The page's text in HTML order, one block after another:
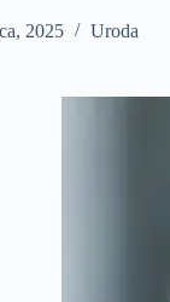
2025 Uroda